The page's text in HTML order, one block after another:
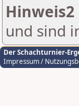
Hinweis2
und sind
Der Schachturnier-
Impressum /